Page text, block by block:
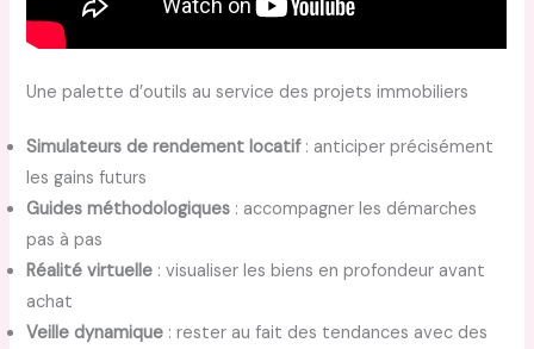
Une palette d’outils au service des projets immobiliers
Simulateurs de rendement locatif: anticiper précisément
les gains futurs
Guides méthodologiques : accompagner les démarches
pas à pas
Réalité virtuelle : visualiser les biens en profondeur avant
achat
Veille dynamique : rester au fait des tendances avec des